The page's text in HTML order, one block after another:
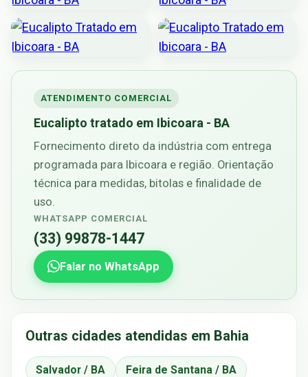
ATENDIMENTO COMERCIAL
Eucalipto tratado em Ibicoara - BA
Fornecimento direto da indústria com entrega
programada para Ibicoara e região. Orientação
técnica para medidas, bitolas e finalidade de
uso.
WHATSAPP COMERCIAL
(33) 99878-1447
Falar no WhatsApp
Outras cidades atendidas em Bahia
Salvador / BA Feira de Santana / BA